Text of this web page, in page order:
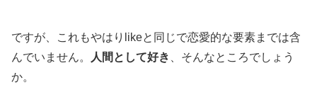
ですが、これもやはりlikeと同じで恋愛的な要素までは含
んでいません。
人間として好き
、そんなところでしょう
か。